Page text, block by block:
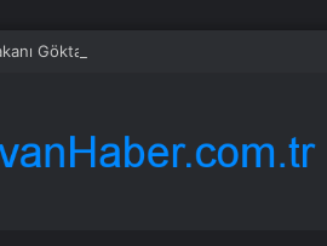
Göktaş: “Aile kurmak, sevgi, sadakat